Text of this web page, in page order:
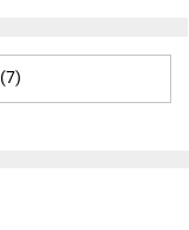
(7)